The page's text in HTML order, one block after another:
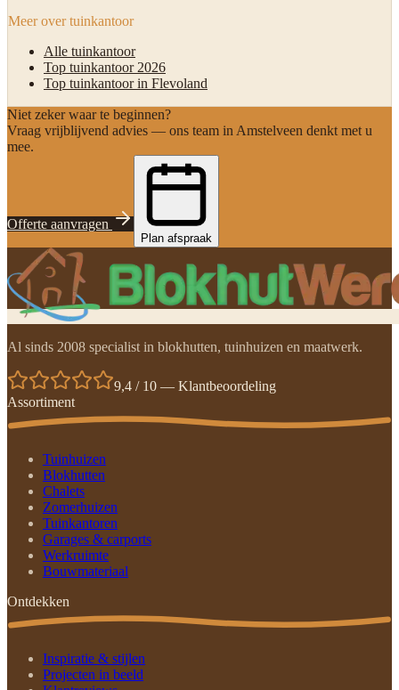
Meer over tuinkantoor
Alle tuinkantoor
Top tuinkantoor 2026
Top tuinkantoor in Flevoland
Niet zeker waar te beginnen?
Vraag vrijblijvend advies — ons team in Amstelveen denkt met u
mee.
Offerte aanvragen
Plan afspraak
Al sinds 2008 specialist in blokhutten, tuinhuizen en maatwerk.
9,4 / 10 — Klantbeoordeling
Assortiment
Tuinhuizen
Blokhutten
Chalets
Zomerhuizen
Tuinkantoren
Garages & carports
Werkruimte
Bouwmateriaal
Ontdekken
Inspiratie & stijlen
Projecten in beeld